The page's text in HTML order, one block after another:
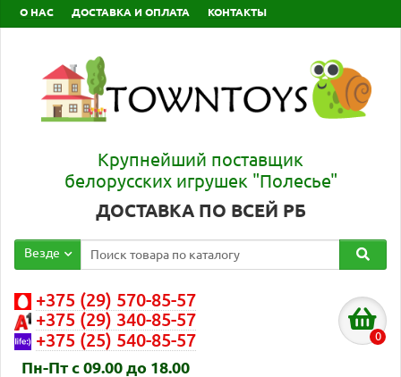
О НАС ДОСТАВКА И ОПЛАТА КОНТАКТЫ
Крупнейший поставщик
белорусских игрушек "Полесье"
ДОСТАВКА ПО ВСЕЙ РБ
Везде
+375 (29) 570-85-57
+375 (29) 340-85-57
+375 (25) 540-85-57
Пн-Пт с 09.00 до 18.00
0